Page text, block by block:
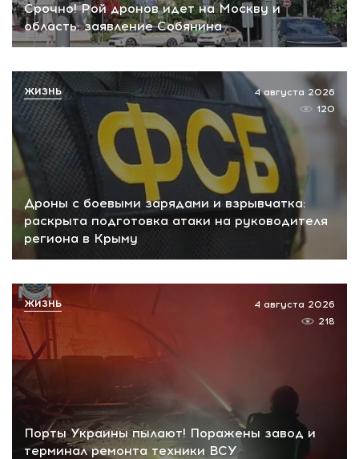
Срочно! Рой дронов идет на Москву и
область: заявление Собянина
Дроны с боевыми зарядами и взрывчатка:
раскрыта подготовка атаки на руководителя
региона в Крыму
4 августа 2026
120
ЖИЗНЬ
Порты Украины пылают! Поражены завод и
терминал ремонта техники ВСУ
4 августа 2026
218
ЖИЗНЬ